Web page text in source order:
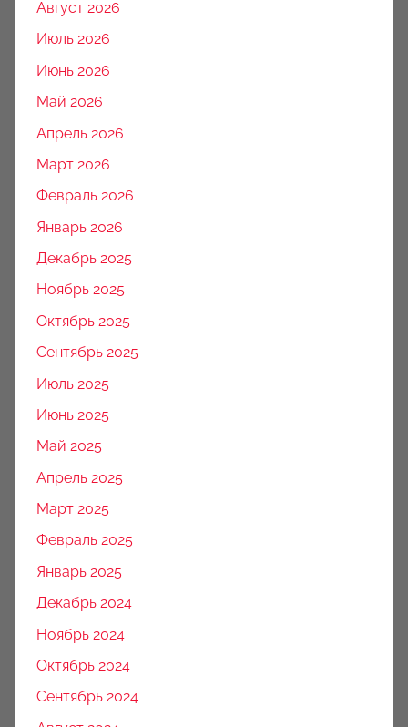
Август 2026
Июль 2026
Июнь 2026
Май 2026
Апрель 2026
Март 2026
Февраль 2026
Январь 2026
Декабрь 2025
Ноябрь 2025
Октябрь 2025
Сентябрь 2025
Июль 2025
Июнь 2025
Май 2025
Апрель 2025
Март 2025
Февраль 2025
Январь 2025
Декабрь 2024
Ноябрь 2024
Октябрь 2024
Сентябрь 2024